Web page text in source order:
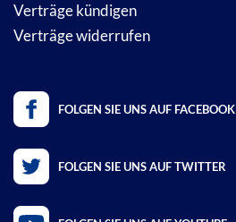
Verträge kündigen
Verträge widerrufen
FOLGEN SIE UNS AUF FACEBOOK
FOLGEN SIE UNS AUF TWITTER